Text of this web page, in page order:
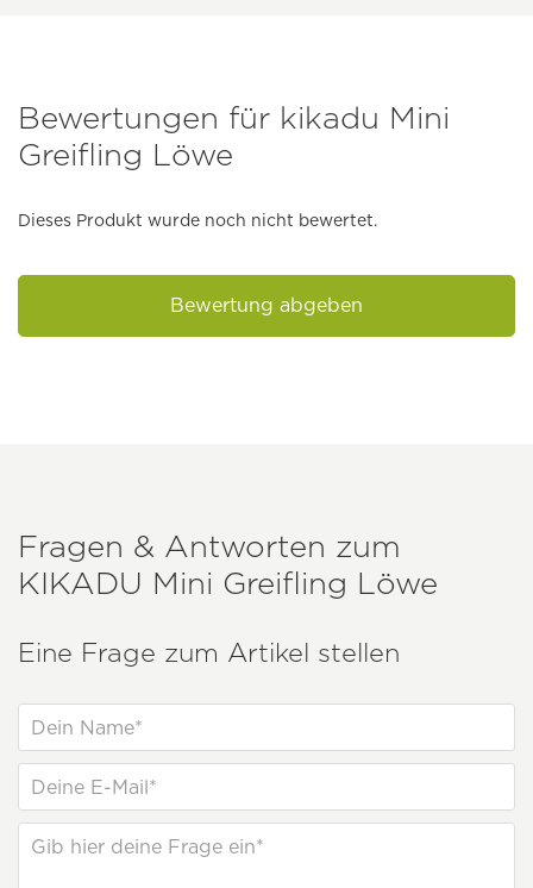
Bewertungen für kikadu Mini
Greifling Löwe
Dieses Produkt wurde noch nicht bewertet.
Bewertung abgeben
Fragen & Antworten zum
KIKADU Mini Greifling Löwe
Eine Frage zum Artikel stellen